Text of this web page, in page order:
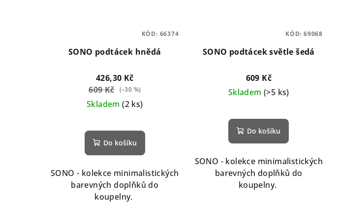
SONO podtácek hnědá
426,30 Kč
609 Kč
(–30 %)
Skladem(2 ks)
Do košíku
SONO - kolekce minimalistických
barevných doplňků do
koupelny.
KÓD: 66374
SONO podtácek světle šedá
609 Kč
Skladem (>5 ks)
Do košíku
SONO - kolekce minimalistických
barevných doplňků do
koupelny.
KÓD: 69068